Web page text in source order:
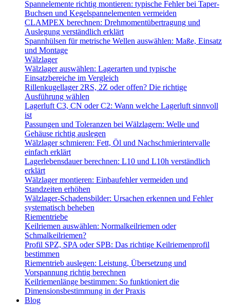
Spannelemente richtig montieren: typische Fehler bei Taper-
Buchsen und Kegelspannelementen vermeiden
CLAMPEX berechnen: Drehmomentübertragung und
Auslegung verständlich erklärt
Spannhülsen für metrische Wellen auswählen: Maße, Einsatz
und Montage
Wälzlager
Wälzlager auswählen: Lagerarten und typische
Einsatzbereiche im Vergleich
Rillenkugellager 2RS, 2Z oder offen? Die richtige
Ausführung wählen
Lagerluft C3, CN oder C2: Wann welche Lagerluft sinnvoll
ist
Passungen und Toleranzen bei Wälzlagern: Welle und
Gehäuse richtig auslegen
Wälzlager schmieren: Fett, Öl und Nachschmierintervalle
einfach erklärt
Lagerlebensdauer berechnen: L10 und L10h verständlich
erklärt
Wälzlager montieren: Einbaufehler vermeiden und
Standzeiten erhöhen
Wälzlager-Schadensbilder: Ursachen erkennen und Fehler
systematisch beheben
Riementriebe
Keilriemen auswählen: Normalkeilriemen oder
Schmalkeilriemen?
Profil SPZ, SPA oder SPB: Das richtige Keilriemenprofil
bestimmen
Riementrieb auslegen: Leistung, Übersetzung und
Vorspannung richtig berechnen
Keilriemenlänge bestimmen: So funktioniert die
Dimensionsbestimmung in der Praxis
Blog